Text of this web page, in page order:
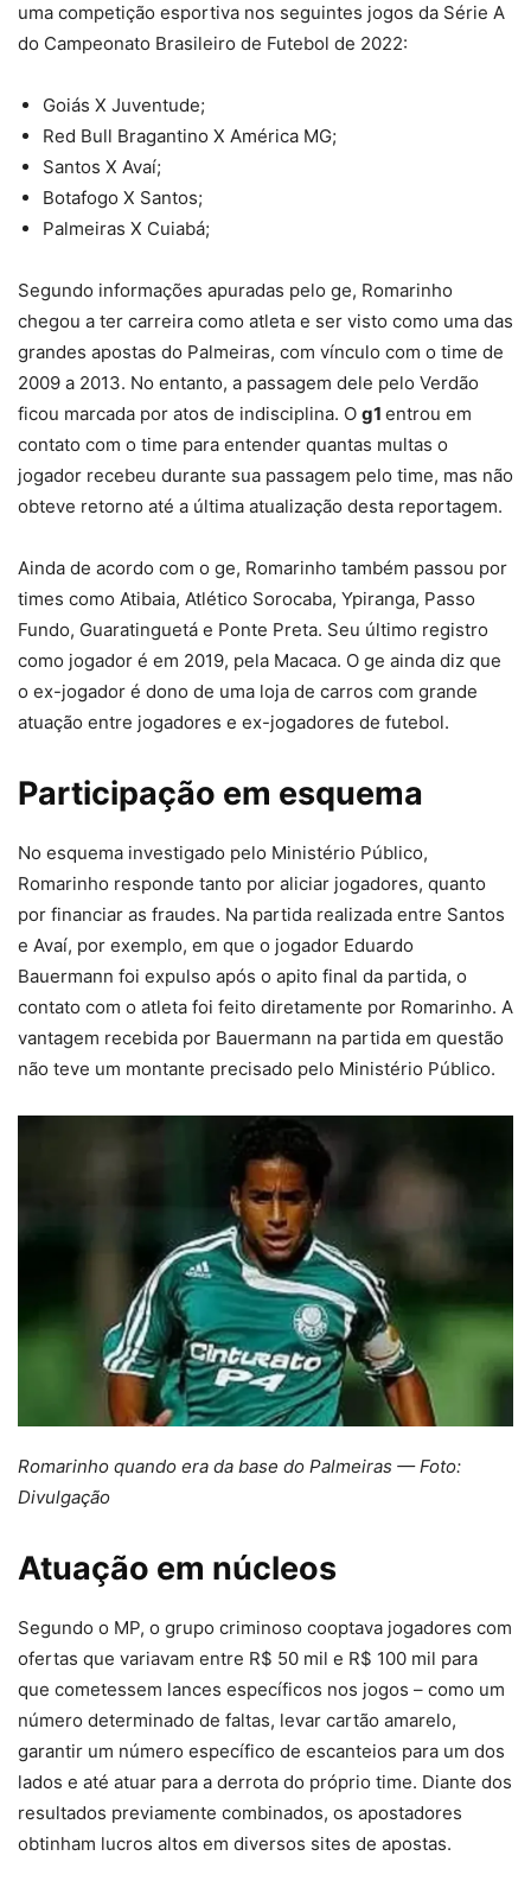
uma competição esportiva nos seguintes jogos da Série A
do Campeonato Brasileiro de Futebol de 2022:
Goiás X Juventude;
Red Bull Bragantino X América MG;
Santos X Avaí;
Botafogo X Santos;
Palmeiras X Cuiabá;
Segundo informações apuradas pelo ge, Romarinho
chegou a ter carreira como atleta e ser visto como uma das
grandes apostas do Palmeiras, com vínculo com o time de
2009 a 2013. No entanto, a passagem dele pelo Verdão
ficou marcada por atos de indisciplina. O g1 entrou em
contato com o time para entender quantas multas o
jogador recebeu durante sua passagem pelo time, mas não
obteve retorno até a última atualização desta reportagem.
Ainda de acordo com o ge, Romarinho também passou por
times como Atibaia, Atlético Sorocaba, Ypiranga, Passo
Fundo, Guaratinguetá e Ponte Preta. Seu último registro
como jogador é em 2019, pela Macaca. O ge ainda diz que
o ex-jogador é dono de uma loja de carros com grande
atuação entre jogadores e ex-jogadores de futebol.
Participação em esquema
No esquema investigado pelo Ministério Público,
Romarinho responde tanto por aliciar jogadores, quanto
por financiar as fraudes. Na partida realizada entre Santos
e Avaí, por exemplo, em que o jogador Eduardo
Bauermann foi expulso após o apito final da partida, o
contato com o atleta foi feito diretamente por Romarinho. A
vantagem recebida por Bauermann na partida em questão
não teve um montante precisado pelo Ministério Público.
Romarinho quando era da base do Palmeiras — Foto:
Divulgação
Atuação em núcleos
Segundo o MP, o grupo criminoso cooptava jogadores com
ofertas que variavam entre R$ 50 mil e R$ 100 mil para
que cometessem lances específicos nos jogos – como um
número determinado de faltas, levar cartão amarelo,
garantir um número específico de escanteios para um dos
lados e até atuar para a derrota do próprio time. Diante dos
resultados previamente combinados, os apostadores
obtinham lucros altos em diversos sites de apostas.